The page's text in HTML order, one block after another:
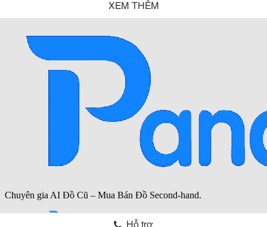
XEM THÊM
Hỗ trợ